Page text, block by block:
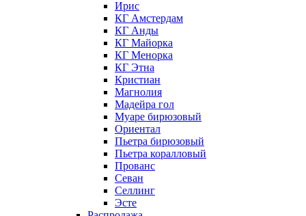
Ирис
КГ Амстердам
КГ Анды
КГ Майорка
КГ Менорка
КГ Этна
Кристиан
Магнолия
Мадейра гол
Муаре бирюзовый
Ориентал
Пьетра бирюзовый
Пьетра коралловый
Прованс
Севан
Селлинг
Эсте